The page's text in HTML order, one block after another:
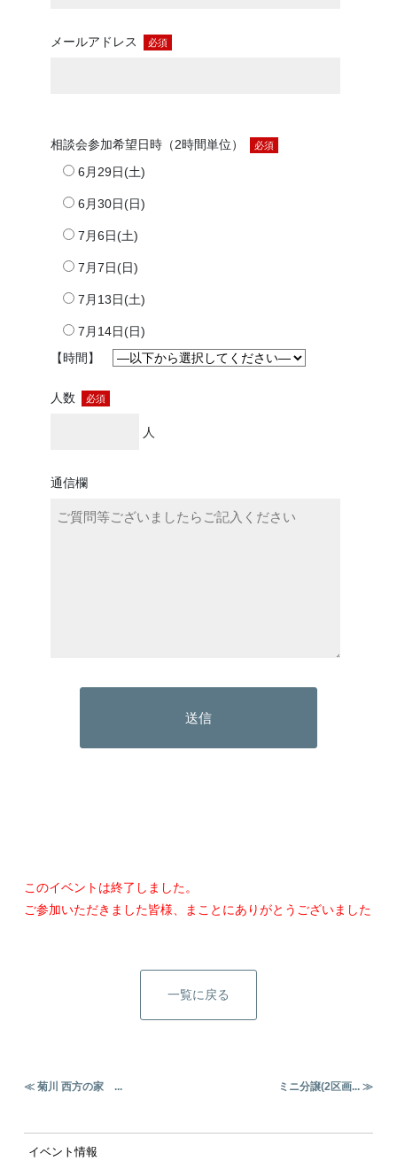
メールアドレス 必須
相談会参加希望日時（2時間単位） 必須
6月29日(土)
6月30日(日)
7月6日(土)
7月7日(日)
7月13日(土)
7月14日(日)
【時間】
人数 必須
人
通信欄
このイベントは終了しました。
ご参加いただきました皆様、まことにありがとうございました
一覧に戻る
≪ 菊川 西方の家 ... ミニ分譲(2区画... ≫
イベント情報